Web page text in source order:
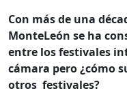
Con más de una
MonteLeón se ha
entre los festivales
cámara pero ¿cómo
otros festivales?